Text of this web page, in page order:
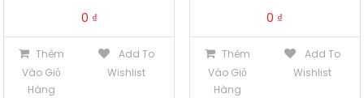
0 ₫
Thêm
Vào Giỏ
Hàng
Add To
Wishlist
0 ₫
Thêm
Vào Giỏ
Hàng
Add To
Wishlist